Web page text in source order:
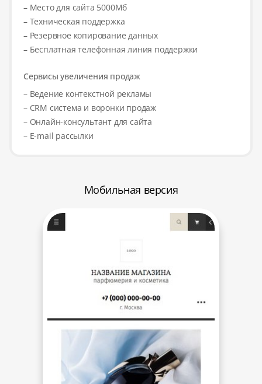
– Место для сайта 5000Мб
– Техническая поддержка
– Резервное копирование данных
– Бесплатная телефонная линия поддержки
Сервисы увеличения продаж
– Ведение контекстной рекламы
– CRM система и воронки продаж
– Онлайн-консультант для сайта
– E-mail рассылки
Мобильная версия